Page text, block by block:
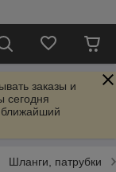
заказы и
сегодня
ближайший
Шланги, патрубки